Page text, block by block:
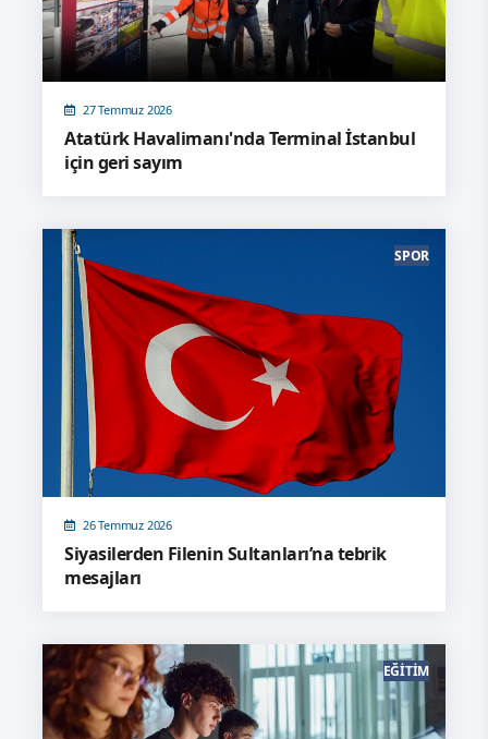
27 Temmuz 2026
Atatürk Havalimanı'nda Terminal İstanbul
için geri sayım
26 Temmuz 2026
Siyasilerden Filenin Sultanları’na tebrik
mesajları
SPOR
EĞITIM